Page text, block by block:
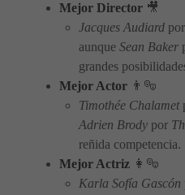
Mejor Director 🎥
Jacques Audiard por
aunque Sean Baker
grandes
Mejor Actor 👨‍🎭
Timothée Chalamet
Adrien Brody por
reñida competencia.
Mejor Actriz 👩‍🎭
Karla Sofía Gascón